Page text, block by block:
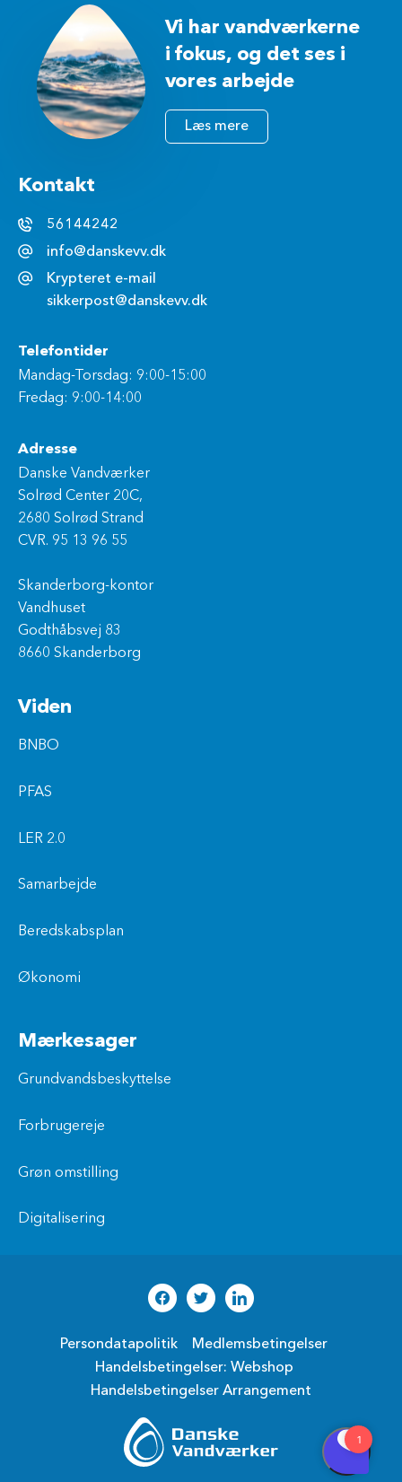
Vi har vandværkerne
i fokus, og det ses i
vores arbejde
Læs mere
Kontakt
56144242
info@danskevv.dk
Krypteret e-mail
sikkerpost@danskevv.dk
Telefontider
Mandag-Torsdag: 9:00-15:00
Fredag: 9:00-14:00
Adresse
Danske Vandværker
Solrød Center 20C,
2680 Solrød Strand
CVR. 95 13 96 55
Skanderborg-kontor
Vandhuset
Godthåbsvej 83
8660 Skanderborg
Viden
BNBO
PFAS
LER 2.0
Samarbejde
Beredskabsplan
Økonomi
Mærkesager
Grundvandsbeskyttelse
Forbrugereje
Grøn omstilling
Digitalisering
Persondatapolitik
Medlemsbetingelser
Handelsbetingelser: Webshop
Handelsbetingelser Arrangement